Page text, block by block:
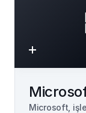
Microsoft,